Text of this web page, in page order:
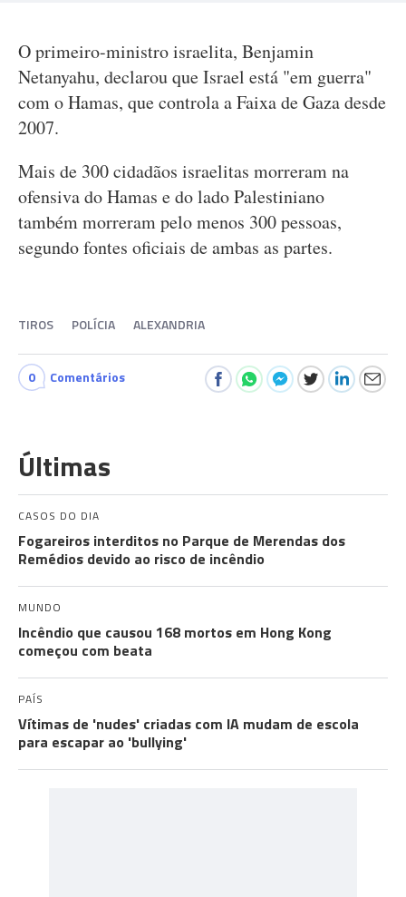
O primeiro-ministro israelita, Benjamin
Netanyahu, declarou que Israel está "em guerra"
com o Hamas, que controla a Faixa de Gaza desde
2007.
Mais de 300 cidadãos israelitas morreram na
ofensiva do Hamas e do lado Palestiniano
também morreram pelo menos 300 pessoas,
segundo fontes oficiais de ambas as partes.
TIROS POLÍCIA ALEXANDRIA
0 Comentários
Últimas
CASOS DO DIA
Fogareiros interditos no Parque de Merendas dos
Remédios devido ao risco de incêndio
MUNDO
Incêndio que causou 168 mortos em Hong Kong
começou com beata
PAÍS
Vítimas de 'nudes' criadas com IA mudam de escola
para escapar ao 'bullying'